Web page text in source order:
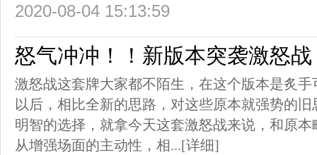
2020-08-04 15:13:59
怒气冲冲！！新版本突袭激怒战
激怒战这套牌大家都不陌生，在这个版本是炙
以后，相比全新的思路，对这些原本就强势的
明智的选择，就拿今天这套激怒战来说，和原
从增强场面的主动性，相...[详细]